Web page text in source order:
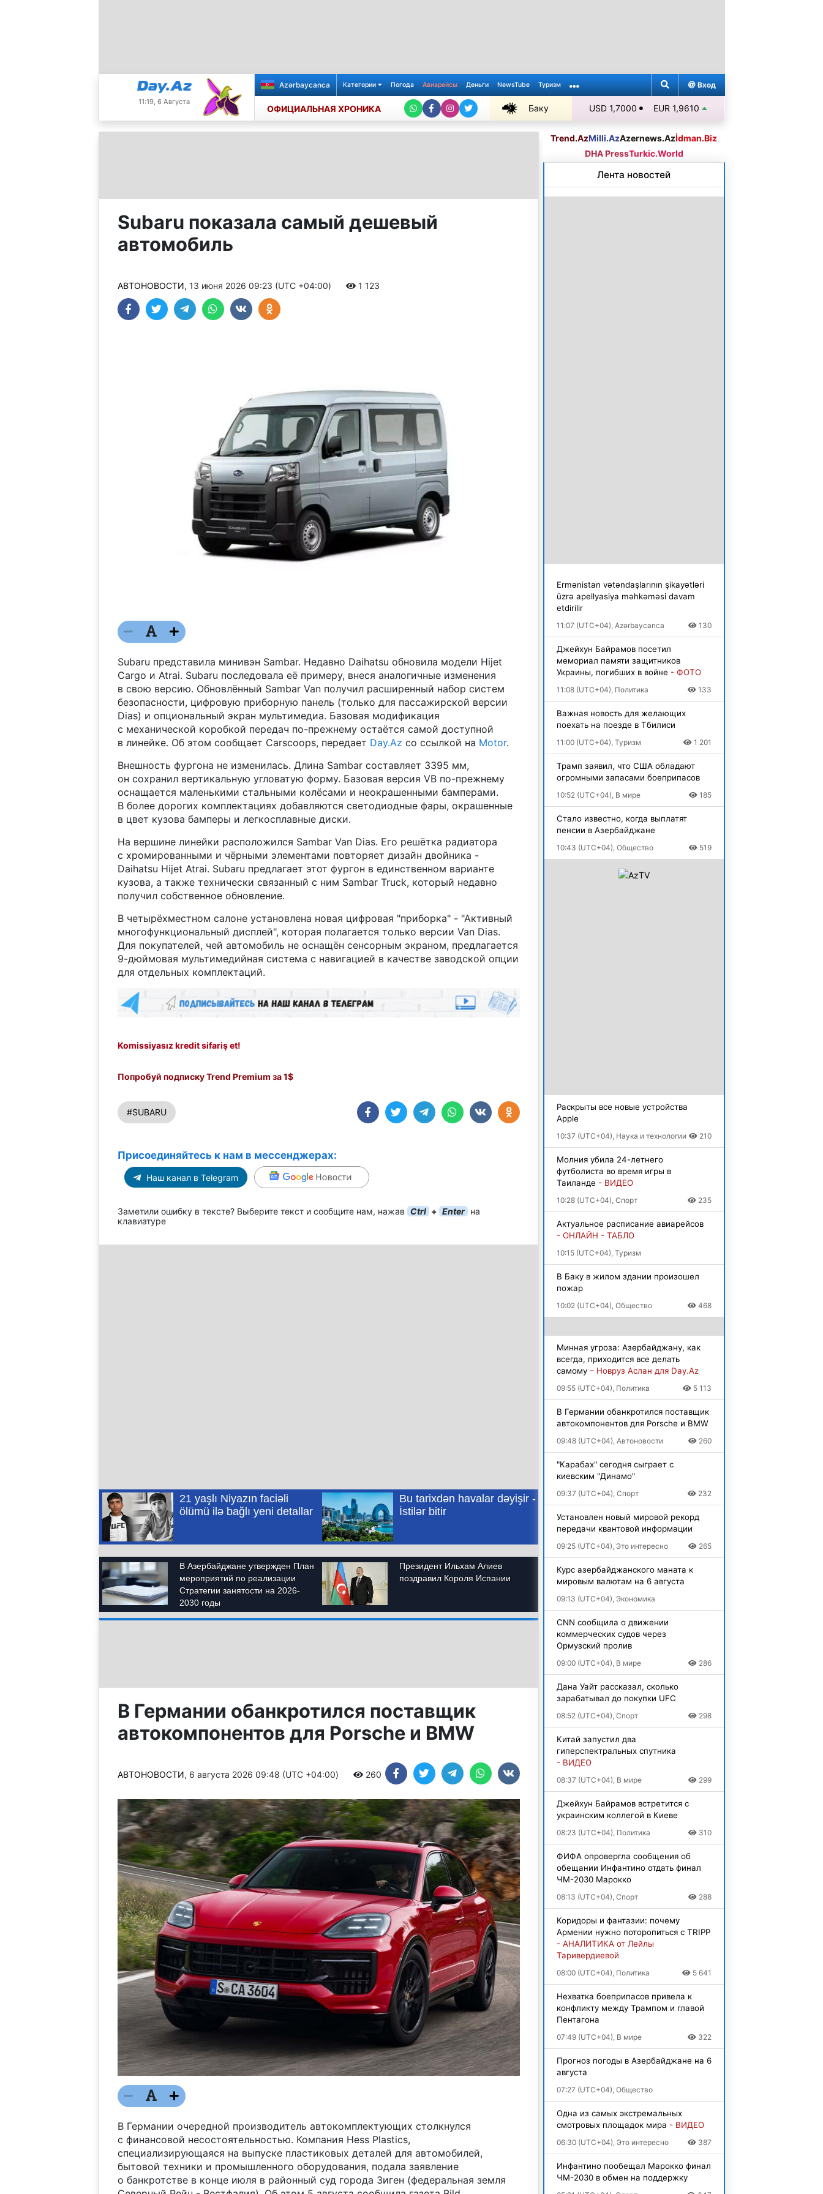
11:19, 6 Августа
Azərbaycanca Категории Погода Авиарейсы Деньги NewsTube Туризм Вход
ОФИЦИАЛЬНАЯ ХРОНИКА Баку
+28℃
USD 1,7000 EUR 1,9610
Subaru показала самый дешевый
автомобиль
АВТОНОВОСТИ, 13 июня 2026 09:23 (UTC +04:00) 1 123
Subaru представила минивэн Sambar. Недавно Daihatsu обновила модели Hijet
Cargo и Atrai. Subaru последовала её примеру, внеся аналогичные изменения
в свою версию. Обновлённый Sambar Van получил расширенный набор систем
безопасности, цифровую приборную панель (только для пассажирской версии
Dias) и опциональный экран мультимедиа. Базовая модификация
с механической коробкой передач по-прежнему остаётся самой доступной
в линейке. Об этом сообщает Carscoops, передает Day.Az со ссылкой на Motor.
Внешность фургона не изменилась. Длина Sambar составляет 3395 мм,
он сохранил вертикальную угловатую форму. Базовая версия VB по-прежнему
оснащается маленькими стальными колёсами и неокрашенными бамперами.
В более дорогих комплектациях добавляются светодиодные фары, окрашенные
в цвет кузова бамперы и легкосплавные диски.
На вершине линейки расположился Sambar Van Dias. Его решётка радиатора
с хромированными и чёрными элементами повторяет дизайн двойника -
Daihatsu Hijet Atrai. Subaru предлагает этот фургон в единственном варианте
кузова, а также технически связанный с ним Sambar Truck, который недавно
получил собственное обновление.
В четырёхместном салоне установлена новая цифровая "приборка" - "Активный
многофункциональный дисплей", которая полагается только версии Van Dias.
Для покупателей, чей автомобиль не оснащён сенсорным экраном, предлагается
9-дюймовая мультимедийная система с навигацией в качестве заводской опции
для отдельных комплектаций.
Komissiyasız kredit sifariş et!
Попробуй подписку Trend Premium за 1$
#SUBARU
Присоединяйтесь к нам в мессенджерах:
Наш канал в Telegram
Заметили ошибку в тексте? Выберите текст и сообщите нам, нажав Ctrl + Enter на
клавиатуре
В Германии обанкротился поставщик
автокомпонентов для Porsche и BMW
АВТОНОВОСТИ, 6 августа 2026 09:48 (UTC +04:00) 260
В Германии очередной производитель автокомплектующих столкнулся
с финансовой несостоятельностью. Компания Hess Plastics,
специализирующаяся на выпуске пластиковых деталей для автомобилей,
бытовой техники и промышленного оборудования, подала заявление
о банкротстве в конце июля в районный суд города Зиген (федеральная земля
Trend.AzMilli.AzAzernews.Azİdman.Biz
DHA PressTurkic.World
Лента новостей
Ermənistan vətəndaşlarının şikayətləri
üzrə apellyasiya məhkəməsi davam
etdirilir
11:07 (UTC+04), Azərbaycanca 130
Джейхун Байрамов посетил
мемориал памяти защитников
Украины, погибших в войне - ФОТО
11:08 (UTC+04), Политика 133
Важная новость для желающих
поехать на поезде в Тбилиси
11:00 (UTC+04), Туризм 1 201
Трамп заявил, что США обладают
огромными запасами боеприпасов
10:52 (UTC+04), В мире 185
Стало известно, когда выплатят
пенсии в Азербайджане
10:43 (UTC+04), Общество 519
Раскрыты все новые устройства
Apple
10:37 (UTC+04), Наука и технологии 210
Молния убила 24-летнего
футболиста во время игры в
Таиланде - ВИДЕО
10:28 (UTC+04), Спорт 235
Актуальное расписание авиарейсов
- ОНЛАЙН - ТАБЛО
10:15 (UTC+04), Туризм
В Баку в жилом здании произошел
пожар
10:02 (UTC+04), Общество 468
Минная угроза: Азербайджану, как
всегда, приходится все делать
самому – Новруз Аслан для Day.Az
09:55 (UTC+04), Политика 5 113
В Германии обанкротился поставщик
автокомпонентов для Porsche и BMW
09:48 (UTC+04), Автоновости 260
"Карабах" сегодня сыграет с
киевским "Динамо"
09:37 (UTC+04), Спорт 232
Установлен новый мировой рекорд
передачи квантовой информации
09:25 (UTC+04), Это интересно 265
Курс азербайджанского маната к
мировым валютам на 6 августа
09:13 (UTC+04), Экономика
CNN сообщила о движении
коммерческих судов через
Ормузский пролив
09:00 (UTC+04), В мире 286
Дана Уайт рассказал, сколько
зарабатывал до покупки UFC
08:52 (UTC+04), Спорт 298
Китай запустил два
гиперспектральных спутника
- ВИДЕО
08:37 (UTC+04), В мире 299
Джейхун Байрамов встретится с
украинским коллегой в Киеве
08:23 (UTC+04), Политика 310
ФИФА опровергла сообщения об
обещании Инфантино отдать финал
ЧМ-2030 Марокко
08:13 (UTC+04), Спорт 288
Коридоры и фантазии: почему
Армении нужно поторопиться с TRIPP
- АНАЛИТИКА от Лейлы
Таривердиевой
08:00 (UTC+04), Политика 5 641
Нехватка боеприпасов привела к
конфликту между Трампом и главой
Пентагона
07:49 (UTC+04), В мире 322
Прогноз погоды в Азербайджане на 6
августа
07:27 (UTC+04), Общество
Одна из самых экстремальных
смотровых площадок мира - ВИДЕО
06:30 (UTC+04), Это интересно 387
Инфантино пообещал Марокко финал
ЧМ-2030 в обмен на поддержку